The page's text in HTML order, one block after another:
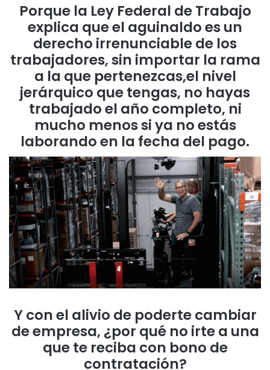
Porque la Ley Federal de Trabajo
explica que el aguinaldo es un
derecho irrenunciable de los
trabajadores, sin importar la rama
a la que pertenezcas,el nivel
jerárquico que tengas, no hayas
trabajado el año completo, ni
mucho menos si ya no estás
laborando en la fecha del pago.
Y con el alivio de poderte cambiar
de empresa, ¿por qué no irte a una
que te reciba con bono de
contratación?